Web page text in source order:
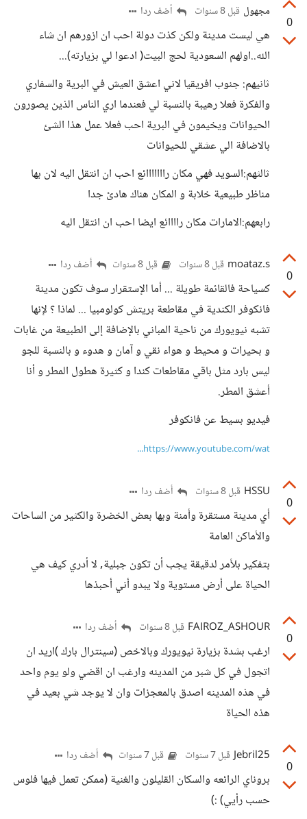
0
مجهول قبل 8 سنوات أضف ردا
هي ليست مدينة ولكن كذت دولة احب ان ازورهم ان شاء
الله..اولهم السعودية لحج البيت( ادعوا لي بزيارته)...
ثانيهم: جنوب افريقيا لاني اعشق العيش في البرية والسفاري
والفكرة فعلا رهيبة بالنسبة لي فعندما اري الناس الذين يصورون
الحيوانات ويخيمون في البرية احب فعلا عمل هذا الشئ
بالاضافة الي عشقي للحيوانات
ثالثهم:السويد فهي مكان رااااااائع احب ان انتقل اليه لان بها
مناظر طبيعية خلابة و المكان هناك هادئ جدا
رابعهم:الامارات مكان راااائع ايضا احب ان انتقل اليه
0
moataz.s قبل 8 سنوات قبل 8 سنوات أضف ردا
كسياحة فالقائمة طويلة ... أما الإستقرار سوف تكون مدينة
فانكوفر الكندية في مقاطعة بريتش كولومبيا ... لماذا ؟ لإنها
تشبه نيويورك من ناحية المباني بالإضافة إلى الطبيعة من غابات
و بحيرات و محيط و هواء نقي و آمان و هدوء و بالنسبة للجو
ليس بارد مثل باقي مقاطعات كندا و كثيرة هطول المطر و أنا
أعشق المطر.
فيديو بسيط عن فانكوفر
https://www.youtube.com/wat...
0
HSSU قبل 8 سنوات أضف ردا
أي مدينة مستقرة وأمنة وبها بعض الخضرة والكثير من الساحات
والأماكن العامة
بتفكير بلأمر لدقيقة يجب أن تكون جبلية, لا أدري كيف هي
الحياة على أرض مستوية ولا يبدو أني أحبذها
0
FAIROZ_ASHOUR قبل 8 سنوات أضف ردا
ارغب بشدة بزيارة نيويورك وبالاخص (سينترال بارك )اريد ان
اتجول في كل شبر من المدينه وارغب ان اقضي ولو يوم واحد
في هذه المدينه اصدق بالمعجزات وان لا يوجد شي بعيد في
هذه الحياة
0
Jebril25 قبل 7 سنوات قبل 7 سنوات أضف ردا
بروناي الرائعه والسكان القليلون والغنية (ممكن تعمل فيها فلوس
حسب رأيي) :)